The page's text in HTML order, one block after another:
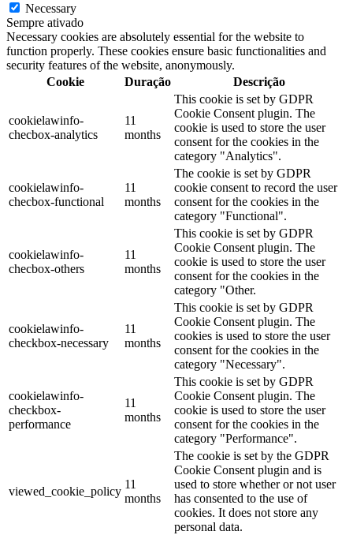
Necessary
Sempre ativado
Necessary cookies are absolutely essential for the website to
function properly. These cookies ensure basic functionalities and
security features of the website, anonymously.
Cookie
Duração Descrição
cookielawinfo-
checbox-analytics
11
months
This cookie is set by GDPR
Cookie Consent plugin. The
cookie is used to store the user
consent for the cookies in the
category "Analytics".
cookielawinfo-
checbox-functional
11
months
The cookie is set by GDPR
cookie consent to record the user
consent for the cookies in the
category "Functional".
cookielawinfo-
checbox-others
11
months
This cookie is set by GDPR
Cookie Consent plugin. The
cookie is used to store the user
consent for the cookies in the
category "Other.
cookielawinfo-
checkbox-necessary
11
months
This cookie is set by GDPR
Cookie Consent plugin. The
cookies is used to store the user
consent for the cookies in the
category "Necessary".
cookielawinfo-
checkbox-
performance
11
months
This cookie is set by GDPR
Cookie Consent plugin. The
cookie is used to store the user
consent for the cookies in the
category "Performance".
viewed_cookie_policy
11
months
The cookie is set by the GDPR
Cookie Consent plugin and is
used to store whether or not user
has consented to the use of
cookies. It does not store any
personal data.